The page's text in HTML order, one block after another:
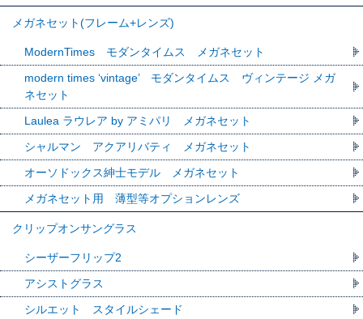
メガネセット(フレーム+レンズ)
ModernTimes モダンタイムス メガネセット
modern times ‘vintage’ モダンタイムス ヴィンテージ メガ
ネセット
Laulea ラウレア by アミパリ メガネセット
シャルマン アクアリバティ メガネセット
オーソドックス紳士モデル メガネセット
メガネセット用 薄型等オプションレンズ
クリップオンサングラス
シーザーフリップ2
アシストグラス
シルエット スタイルシェード